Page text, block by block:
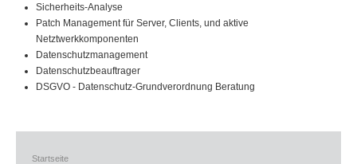
Sicherheits-Analyse
Patch Management für Server, Clients, und aktive
Netztwerkkomponenten
Datenschutzmanagement
Datenschutzbeauftrager
DSGVO - Datenschutz-Grundverordnung Beratung
Startseite